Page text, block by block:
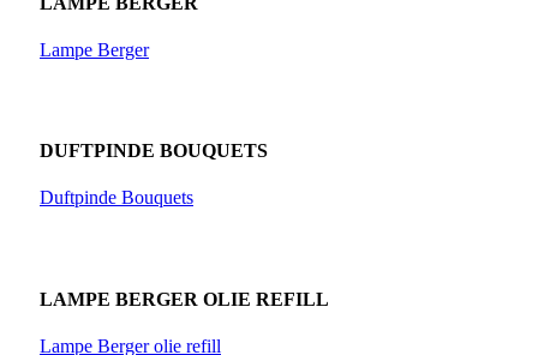
Lampe Berger
DUFTPINDE BOUQUETS
Duftpinde Bouquets
LAMPE BERGER OLIE REFILL
Lampe Berger olie refill